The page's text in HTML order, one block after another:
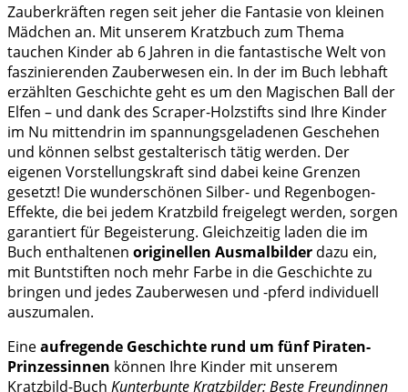
Zauberkräften regen seit jeher die Fantasie von kleinen
Mädchen an. Mit unserem Kratzbuch zum Thema
tauchen Kinder ab 6 Jahren in die fantastische Welt von
faszinierenden Zauberwesen ein. In der im Buch lebhaft
erzählten Geschichte geht es um den Magischen Ball der
Elfen – und dank des Scraper-Holzstifts sind Ihre Kinder
im Nu mittendrin im spannungsgeladenen Geschehen
und können selbst gestalterisch tätig werden. Der
eigenen Vorstellungskraft sind dabei keine Grenzen
gesetzt! Die wunderschönen Silber- und Regenbogen-
Effekte, die bei jedem Kratzbild freigelegt werden, sorgen
garantiert für Begeisterung. Gleichzeitig laden die im
Buch enthaltenen originellen Ausmalbilder dazu ein,
mit Buntstiften noch mehr Farbe in die Geschichte zu
bringen und jedes Zauberwesen und -pferd individuell
auszumalen.
Eineaufregende Geschichte rund um fünf Piraten-
Prinzessinnen können Ihre Kinder mit unserem
Kratzbild-Buch Kunterbunte Kratzbilder: Beste Freundinnen